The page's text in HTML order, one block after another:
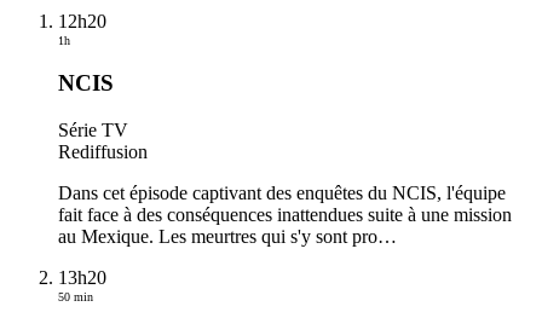
12h20
1h
NCIS
Série TV
Rediffusion
Dans cet épisode captivant des enquêtes du NCIS, l'équipe
fait face à des conséquences inattendues suite à une mission
au Mexique. Les meurtres qui s'y sont pro…
13h20
50 min